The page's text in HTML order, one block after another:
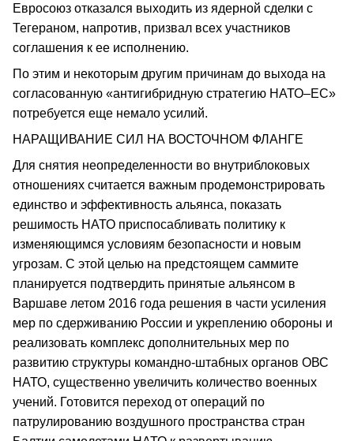
Евросоюз отказался выходить из ядерной сделки с
Тегераном, напротив, призвал всех участников
соглашения к ее исполнению.
По этим и некоторым другим причинам до выхода на
согласованную «антигибридную стратегию НАТО–ЕС»
потребуется еще немало усилий.
НАРАЩИВАНИЕ СИЛ НА ВОСТОЧНОМ ФЛАНГЕ
Для снятия неопределенности во внутриблоковых
отношениях считается важным продемонстрировать
единство и эффективность альянса, показать
решимость НАТО приспосабливать политику к
изменяющимся условиям безопасности и новым
угрозам. С этой целью на предстоящем саммите
планируется подтвердить принятые альянсом в
Варшаве летом 2016 года решения в части усиления
мер по сдерживанию России и укреплению обороны и
реализовать комплекс дополнительных мер по
развитию структуры командно-штабных органов ОВС
НАТО, существенно увеличить количество военных
учений. Готовится переход от операций по
патрулированию воздушного пространства стран